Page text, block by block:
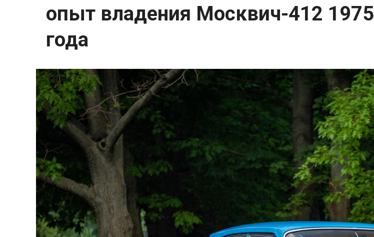
опыт владения Москвич-412 1975
года